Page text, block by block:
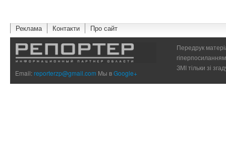
Реклама Контакти Про сайт
Email:reporterzp@gmail.com Мы вGoogle+
Передрук
ЗМІ тільки зі